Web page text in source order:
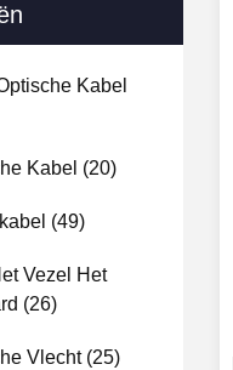
Kabel
Kabel (20)
(49)
Vezel Het
(26)
Vlecht(25)